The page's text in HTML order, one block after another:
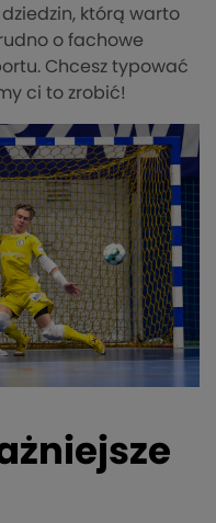
którą warto
o fachowe
Chcesz typować
ci to zrobić!